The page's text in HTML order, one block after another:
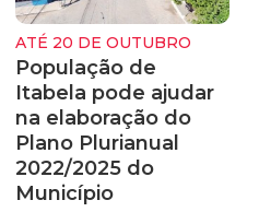
ATÉ 20 DE OUTUBRO
População de
Itabela pode ajudar
na elaboração do
Plano Plurianual
2022/2025 do
Município